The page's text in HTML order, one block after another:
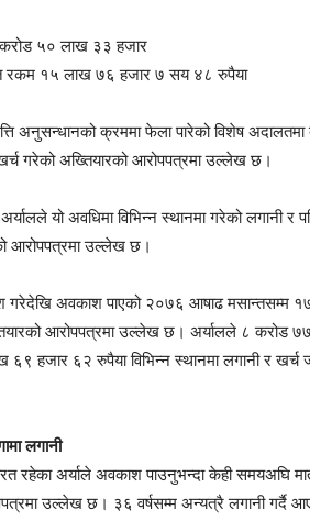
करोड ५० लाख ३३ हजार
रकम १५ लाख ७६ हजार ७ सय ४८ रुपैया
अनुसन्धानको क्रममा फेला पारेको विशेष
गरेको अख्तियारको आरोपपत्रमा उल्लेख छ।
यो अवधिमा विभिन्न स्थानमा गरेको लगानी र
आरोपपत्रमा उल्लेख छ।
गरेदेखि अवकाश पाएको २०७६ आषाढ
आरोपपत्रमा उल्लेख छ। अर्यालले ८ करोड
हजार ६२ रुपैया विभिन्न स्थानमा लगानी र खर्च
लगानी
रहेका अर्याले अवकाश पाउनुभन्दा केही
उल्लेख छ। ३६ वर्षसम्म अन्यत्रै लगानी गर्दै